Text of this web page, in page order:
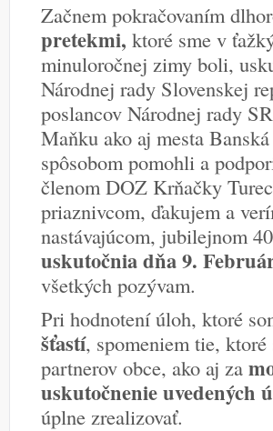
Začnem pokračovaním
pretekmi, ktoré sme v
minuloročnej zimy boli,
Národnej rady Slovenskej
poslancov Národnej rady
Maňku ako aj mesta
spôsobom pomohli a
členom DOZ Krňačky
priaznivcom, ďakujem a
nastávajúcom, jubilejnom
uskutočnia dňa 9.
všetkých pozývam.
Pri hodnotení úloh, ktoré
šťastí, spomeniem tie,
partnerov obce, ako aj za
uskutočnenie uvedených
úplne zrealizovať.